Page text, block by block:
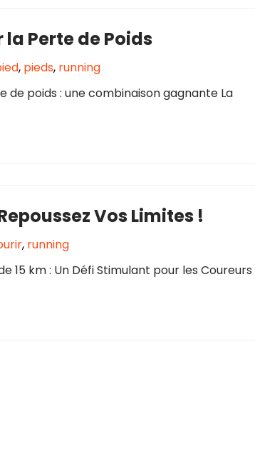
la Perte de Poids
, pieds, running
poids : une combinaison gagnante La
Vos Limites !
, running
15 km : Un Défi Stimulant pour les Coureurs